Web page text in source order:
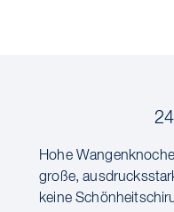
Hohe
große,
keine